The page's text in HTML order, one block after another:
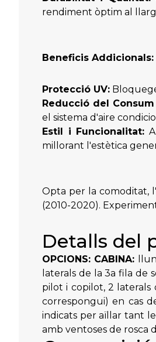
rendiment òptim al
Beneficis Addicionals:
Protecció UV:
Reducció del
el sistema d'aire
Estil i Funcionalitat:
millorant l'estètica
Opta per la comoditat,
(2010-2020).
Detalls del
OPCIONS: CABINA:
laterals de la 3a fila de
pilot i copilot, 2 laterals
correspongui) en cas
indicats per aïllar tant
amb ventoses de rosca